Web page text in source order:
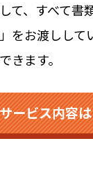
て、すべて書
をお渡しして
きます。
ービス内容